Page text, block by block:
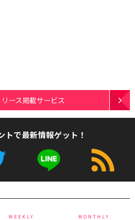
ース掲載サービス
トで最新情報ゲット！
WEEKLY MONTHLY